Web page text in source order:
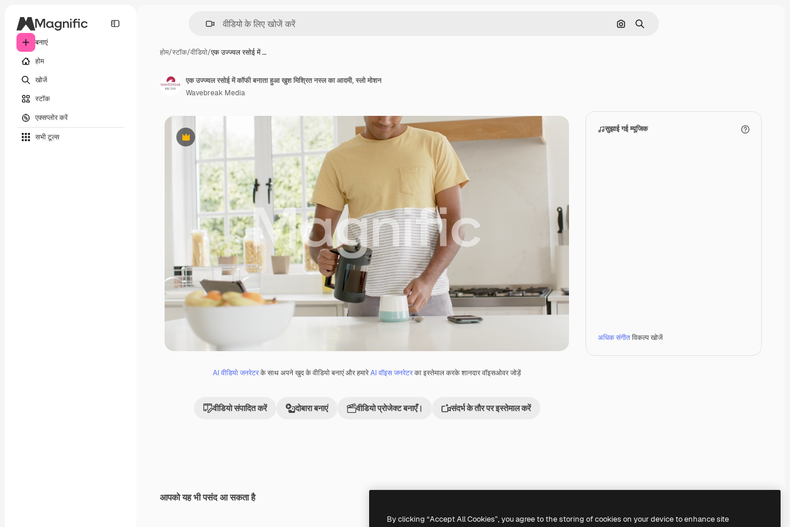
बनाएं
होम
खोजें
स्टॉक
एक्सप्लोर करें
सभी टूल्‍स
इमेज से खोजें
खोजें
होम/स्टॉक/वीडियो/एक उज्ज्वल रसोई में …
Premium
AI वीडियो जनरेटरके साथ अपने खुद के वीडियो बनाएं और हमारेAI वॉइस जनरेटरका इस्तेमाल करके शानदार वॉइसओवर जोड़ें
वीडियो संपादित करें दोबारा बनाएं वीडियो प्रोजेक्ट बनाएँ। संदर्भ के तौर पर इस्तेमाल करें
सुझाई गई म्‍यूजिक
अधिक संगीतविकल्प खोजें
एक उज्ज्वल रसोई में कॉफी बनाता हुआ खुश मिश्रित नस्ल का आदमी, स्लो मोशन
Wavebreak Media
आपको यह भी पसंद आ सकता है
By clicking “Accept All Cookies”, you agree to the storing of cookies on your device to enhance site